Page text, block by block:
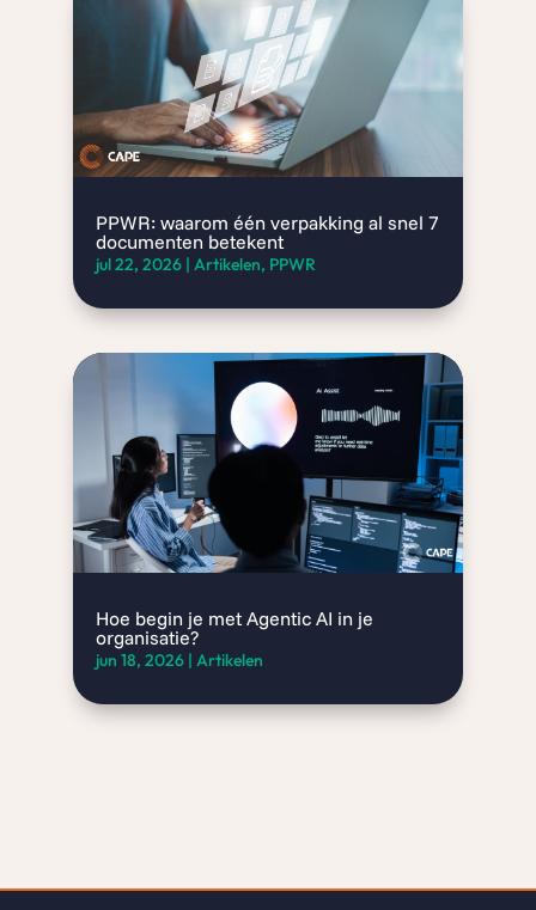
PPWR: waarom één verpakking al snel 7
documenten betekent
jul 22, 2026| Artikelen, PPWR
Hoe begin je met Agentic AI in je
organisatie?
jun 18, 2026| Artikelen